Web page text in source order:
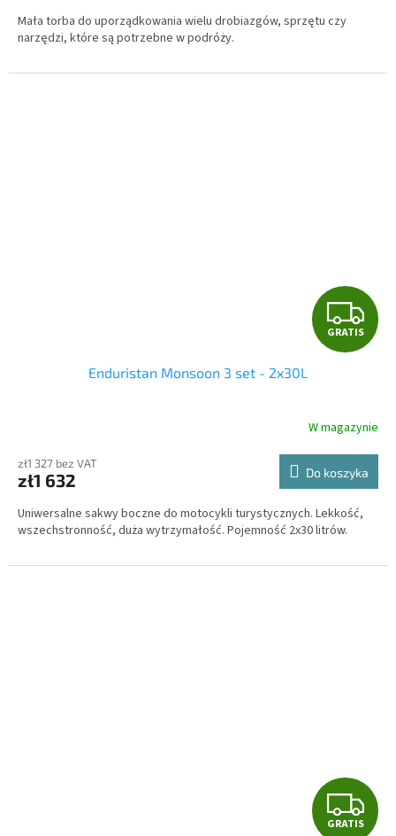
Mała torba do uporządkowania wielu drobiazgów, sprzętu czy
narzędzi, które są potrzebne w podróży.
G
R
T
I
S
GRATIS
Enduristan Monsoon 3 set - 2x30L
W magazynie
zł1 327 bez VAT
zł1 632 Do koszyka
Uniwersalne sakwy boczne do motocykli turystycznych. Lekkość,
wszechstronność, duża wytrzymałość. Pojemność 2x30 litrów.
G
GRATIS